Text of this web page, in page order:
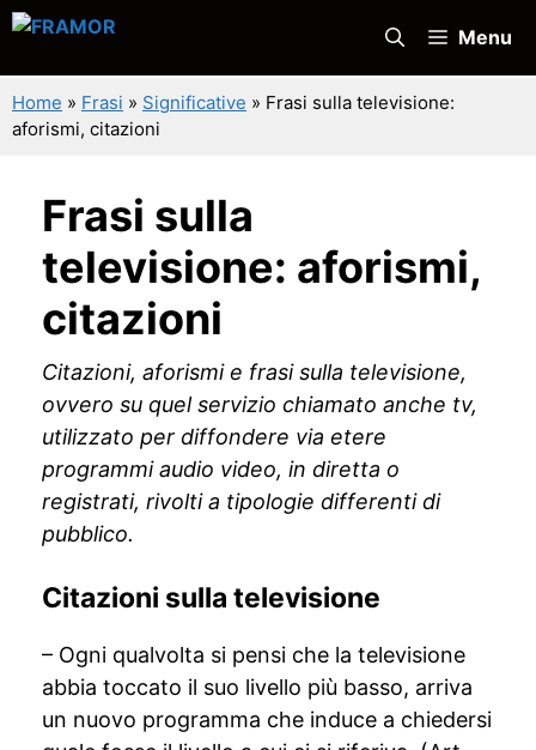
Vai
contenuto
Menu
Home » Frasi » Significative » Frasi sulla televisione:
aforismi, citazioni
Frasi sulla
televisione: aforismi,
citazioni
Citazioni, aforismi e frasi sulla televisione,
ovvero su quel servizio chiamato anche tv,
utilizzato per diffondere via etere
programmi audio video, in diretta o
registrati, rivolti a tipologie differenti di
pubblico.
Citazioni sulla televisione
– Ogni qualvolta si pensi che la televisione
abbia toccato il suo livello più basso, arriva
un nuovo programma che induce a chiedersi